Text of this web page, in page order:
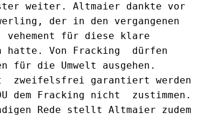
weiter. Altmaier dankte vor
der in den vergangenen
vehement für diese klare
hatte. Von Fracking  dürfen
für die Umwelt ausgehen.
zweifelsfrei garantiert werden
dem Fracking nicht  zustimmen.
Rede stellt Altmaier zudem